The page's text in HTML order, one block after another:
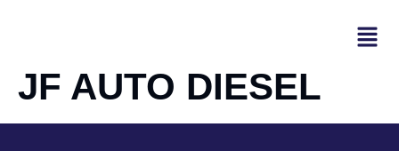
JF AUTO DIESEL